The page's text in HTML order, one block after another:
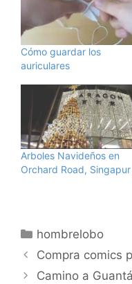
Cómo guardar los
auriculares
Arboles Navideños en
Orchard Road, Singapur
Categorías
hombrelobo
Compra comics
Camino a